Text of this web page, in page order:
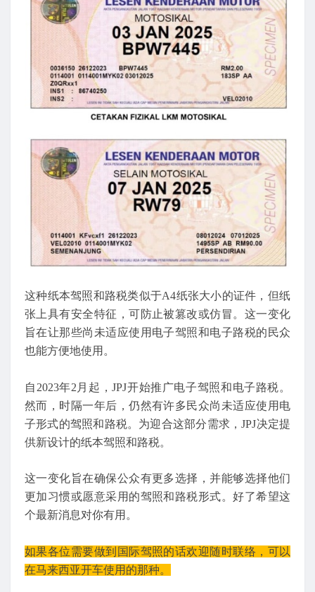
这种纸本驾照和路税类似于A4纸张大小的证件，但纸
张上具有安全特征，可防止被篡改或仿冒。这一变化
旨在让那些尚未适应使用电子驾照和电子路税的民众
也能方便地使用。
自2023年2月起，JPJ开始推广电子驾照和电子路税。
然而，时隔一年后，仍然有许多民众尚未适应使用电
子形式的驾照和路税。为迎合这部分需求，JPJ决定提
供新设计的纸本驾照和路税。
这一变化旨在确保公众有更多选择，并能够选择他们
更加习惯或愿意采用的驾照和路税形式。好了希望这
个最新消息对你有用。
如果各位需要做到国际驾照的话欢迎随时联络，可以
在马来西亚开车使用的那种。